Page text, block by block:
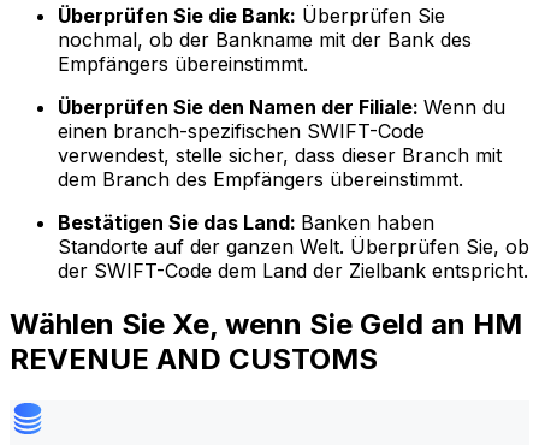
Überprüfen Sie die Bank: Überprüfen Sie
nochmal, ob der Bankname mit der Bank des
Empfängers übereinstimmt.
Überprüfen Sie den Namen der Filiale: Wenn du
einen branch-spezifischen SWIFT-Code
verwendest, stelle sicher, dass dieser Branch mit
dem Branch des Empfängers übereinstimmt.
Bestätigen Sie das Land: Banken haben
Standorte auf der ganzen Welt. Überprüfen Sie, ob
der SWIFT-Code dem Land der Zielbank entspricht.
Wählen Sie Xe, wenn Sie Geld an HM
REVENUE AND CUSTOMS